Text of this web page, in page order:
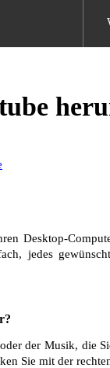
Desktop-
jedes
der Musik, die
Sie mit der